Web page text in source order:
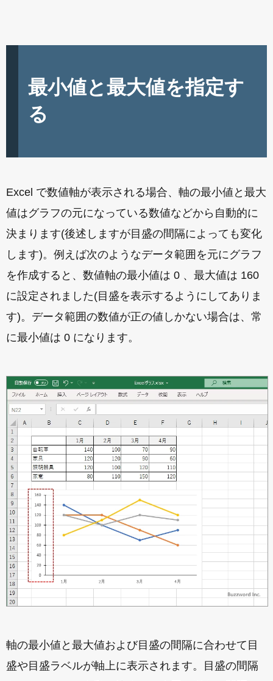
最小値と最大値を指定す
る
Excel で数値軸が表示される場合、軸の最小値と最大
値はグラフの元になっている数値などから自動的に
決まります(後述しますが目盛の間隔によっても変化
します)。例えば次のようなデータ範囲を元にグラフ
を作成すると、数値軸の最小値は 0 、最大値は 160
に設定されました(目盛を表示するようにしてありま
す)。データ範囲の数値が正の値しかない場合は、常
に最小値は 0 になります。
軸の最小値と最大値および目盛の間隔に合わせて目
盛や目盛ラベルが軸上に表示されます。目盛の間隔